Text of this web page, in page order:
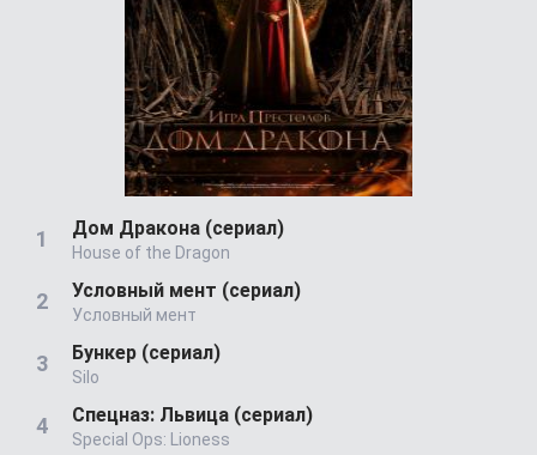
Дом Дракона (сериал)
House of the Dragon
Условный мент (сериал)
Условный мент
Бункер (сериал)
Silo
Спецназ: Львица (сериал)
Special Ops: Lioness